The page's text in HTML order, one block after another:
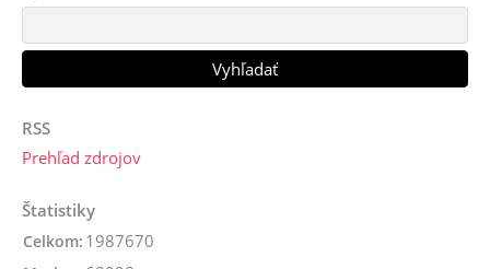
RSS
Prehľad zdrojov
Štatistiky
Celkom: 1987670